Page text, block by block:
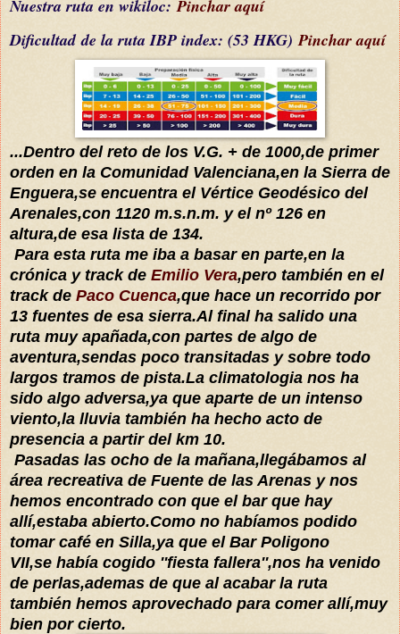
Nuestra ruta en wikiloc:Pinchar aquí
Dificultadde la ruta IBP index: (53 HKG)Pinchar aquí
...Dentro del reto de los V.G. + de 1000,de primer
orden en la Comunidad Valenciana,en la Sierra de
Enguera,se encuentra el Vértice Geodésico del
Arenales,con 1120 m.s.n.m. y el nº 126 en
altura,de esa lista de 134.
Para esta ruta me iba a basar en parte,en la
crónica y track de Emilio Vera,pero también en el
track de Paco Cuenca,que hace un recorrido por
13 fuentes de esa sierra.Al final ha salido una
ruta muy apañada,con partes de algo de
aventura,sendas poco transitadas y sobre todo
largos tramos de pista.La climatologia nos ha
sido algo adversa,ya que aparte de un intenso
viento,la lluvia también ha hecho acto de
presencia a partir del km 10.
Pasadas las ocho de la mañana,llegábamos al
área recreativa de Fuente de las Arenas y nos
hemos encontrado con que el bar que hay
allí,estaba abierto.Como no habíamos podido
tomar café en Silla,ya que el Bar Poligono
VII,se había cogido ''fiesta fallera'',nos ha venido
de perlas,ademas de que al acabar la ruta
también hemos aprovechado para comer allí,muy
bien por cierto.